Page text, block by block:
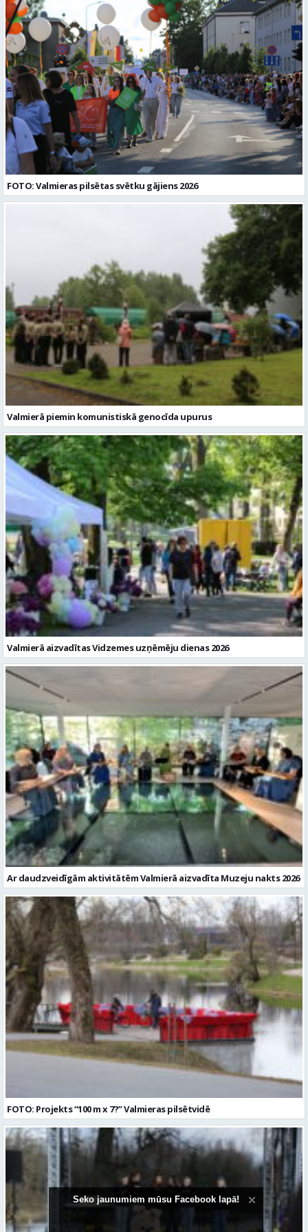
darbības aprakstu (CV) un izglītības dokumenta kopiju lūdzam
iesniegt līdz 2026. gada 17.augustam e-pastā vgv@valmiera.edu.lv.
Tālrunis uzziņai: 29182105. Profesija: SPECIĀLAIS PEDAGOGS Darba
vietas adrese: LATVIJA, Jumaras iela 9, Valmiera, Valmieras nov.
Darbības joma: Izglītība / Zinātne Pieteikto vietu skaits: 1 Aktuāla
līdz: 2026-08-17 Kontaktpersona: vgv@valmiera.edu.lv 29182105
FOTO: Valmieras pilsētas svētku gājiens 2026
Valmierā piemin komunistiskā genocīda upurus
Valmierā aizvadītas Vidzemes uzņēmēju dienas 2026
Ar daudzveidīgām aktivitātēm Valmierā aizvadīta Muzeju nakts 2026
FOTO: Projekts “100 m x 7?” Valmieras pilsētvidē
Seko jaunumiem mūsu Facebook lapā!